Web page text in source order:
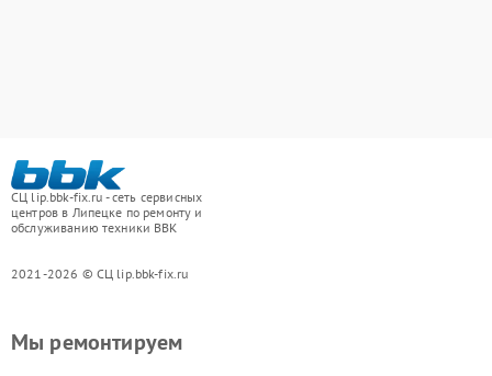
СЦ lip.bbk-fix.ru - сеть сервисных
центров в Липецке по ремонту и
обслуживанию техники BBK
2021-2026 © СЦ lip.bbk-fix.ru
Мы ремонтируем